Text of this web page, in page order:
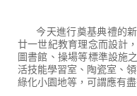
今天進行奠基典禮的新
廿一世紀教育理念而設計
圖書館、操場等標準設施
活技能學習室、陶瓷室、
綠化小園地等，可謂應有盡